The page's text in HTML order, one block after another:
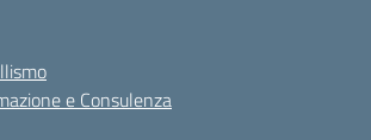
e Consulenza